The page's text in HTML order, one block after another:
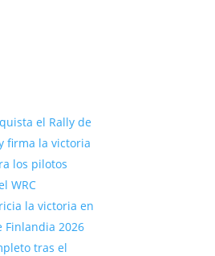
el Rally de
firma la victoria
los pilotos
WRC
la victoria en
Finlandia 2026
tras el